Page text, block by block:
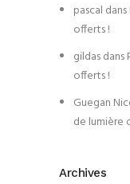
pascal dans
offerts !
gildasdans
offerts !
Guegan
de lumière
Archives